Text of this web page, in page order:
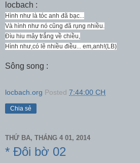
locbach :
Hình như là tóc anh đã bạc...
Và hình như nó cũng đã rụng nhiều.
Đìu hiu mây trắng về chiều,
Hình như,có lẽ nhiều điều... em,anh!(LB)
Sông song :
locbach.org Posted 7:44:00 CH
Chia sẻ
THỨ BA, THÁNG 4 01, 2014
* Đôi bờ 02